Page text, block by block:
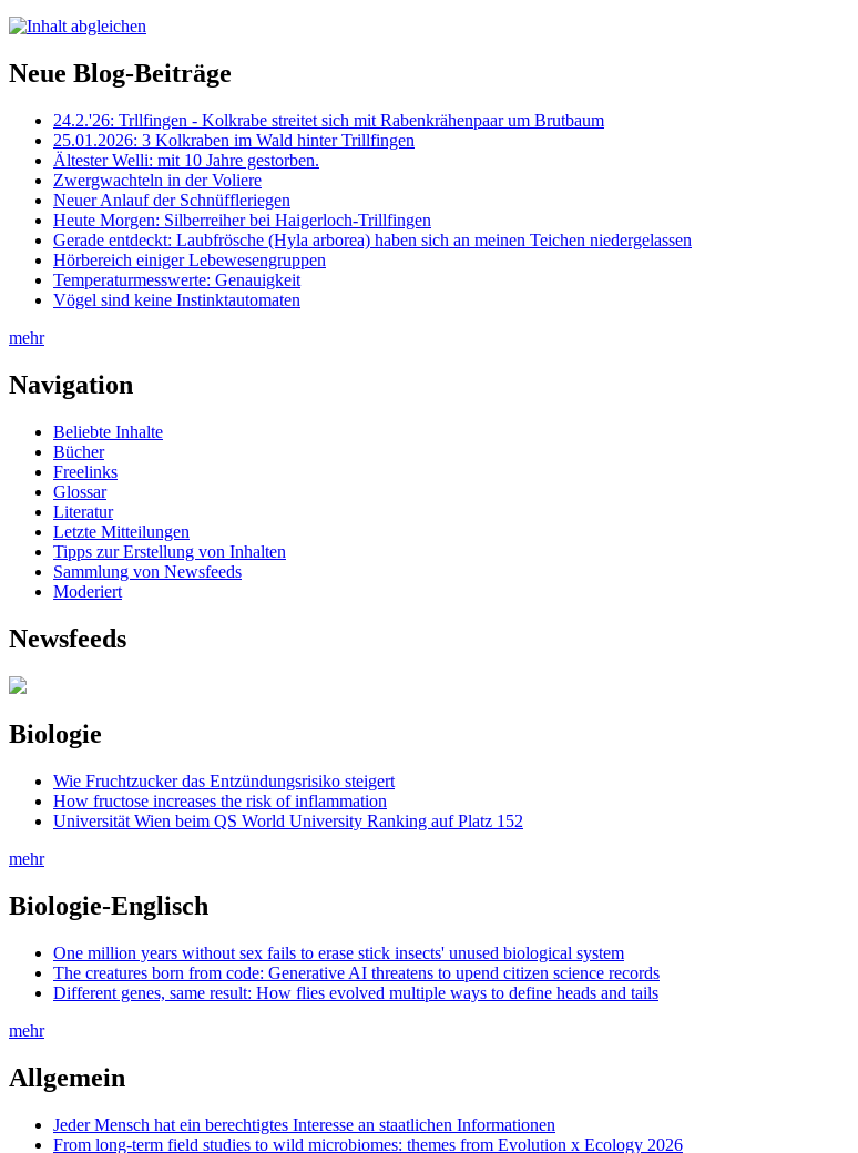
Neue Blog-Beiträge
24.2.'26: Trllfingen - Kolkrabe streitet sich mit Rabenkrähenpaar um Brutbaum
25.01.2026: 3 Kolkraben im Wald hinter Trillfingen
Ältester Welli: mit 10 Jahre gestorben.
Zwergwachteln in der Voliere
Neuer Anlauf der Schnüffleriegen
Heute Morgen: Silberreiher bei Haigerloch-Trillfingen
Gerade entdeckt: Laubfrösche (Hyla arborea) haben sich an meinen Teichen niedergelassen
Hörbereich einiger Lebewesengruppen
Temperaturmesswerte: Genauigkeit
Vögel sind keine Instinktautomaten
mehr
Navigation
Beliebte Inhalte
Bücher
Freelinks
Glossar
Literatur
Letzte Mitteilungen
Tipps zur Erstellung von Inhalten
Sammlung von Newsfeeds
Moderiert
Newsfeeds
Biologie
Wie Fruchtzucker das Entzündungsrisiko steigert
How fructose increases the risk of inflammation
Universität Wien beim QS World University Ranking auf Platz 152
mehr
Biologie-Englisch
One million years without sex fails to erase stick insects' unused biological system
The creatures born from code: Generative AI threatens to upend citizen science records
Different genes, same result: How flies evolved multiple ways to define heads and tails
mehr
Allgemein
Jeder Mensch hat ein berechtigtes Interesse an staatlichen Informationen
From long-term field studies to wild microbiomes: themes from Evolution x Ecology 2026